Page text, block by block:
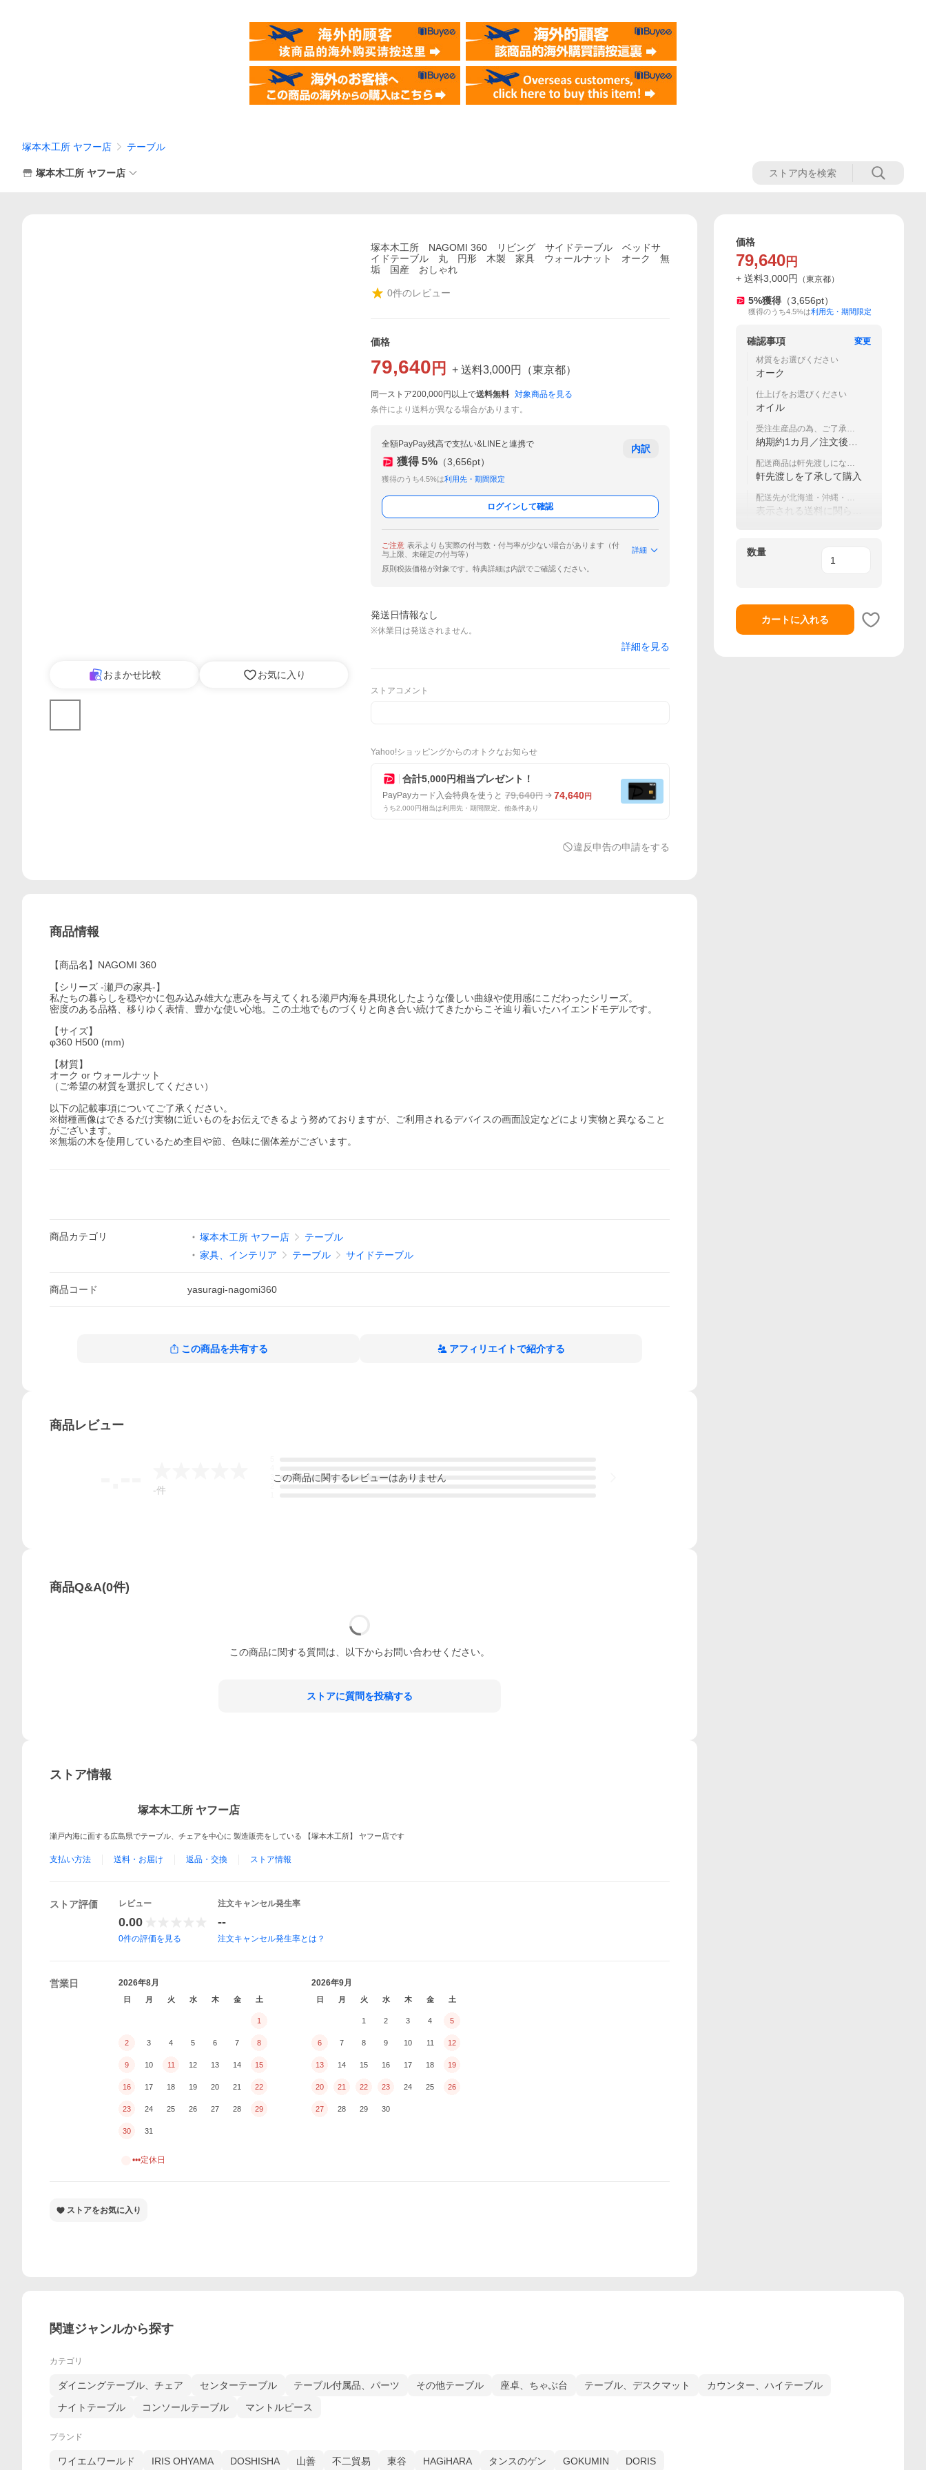
塚本木工所 ヤフー店 テーブル
塚本木工所 ヤフー店
おまかせ比較 お気に入り
塚本木工所 NAGOMI 360 リビング サイドテーブル ベッドサ
イドテーブル 丸 円形 木製 家具 ウォールナット オーク 無
垢 国産 おしゃれ
0件のレビュー
価格
79,640 円 + 送料3,000円 （東京都）
同一ストア200,000円以上で送料無料 対象商品を見る
条件により送料が異なる場合があります。
全額PayPay残高で支払い&LINEと連携で
獲得 5% （3,656pt）
獲得のうち4.5%は利用先・期間限定
内訳
ログインして確認
ご注意 表示よりも実際の付与数・付与率が少ない場合があります（付
与上限、未確定の付与等）
詳細
原則税抜価格が対象です。特典詳細は内訳でご確認ください。
発送日情報なし
※休業日は発送されません。
詳細を見る
ストアコメント
Yahoo!ショッピングからのオトクなお知らせ
合計5,000円相当プレゼント！
PayPayカード入会特典を使うと 79,640円 74,640円
うち2,000円相当は利用先・期間限定。他条件あり
違反申告の申請をする
商品情報
【商品名】NAGOMI 360
【シリーズ -瀬戸の家具-】
私たちの暮らしを穏やかに包み込み雄大な恵みを与えてくれる瀬戸内海を具現化したような優しい曲線や使用感にこだわったシリーズ。
密度のある品格、移りゆく表情、豊かな使い心地。この土地でものづくりと向き合い続けてきたからこそ辿り着いたハイエンドモデルです。
【サイズ】
φ360 H500 (mm)
【材質】
オーク or ウォールナット
（ご希望の材質を選択してください）
以下の記載事項についてご了承ください。
※樹種画像はできるだけ実物に近いものをお伝えできるよう努めておりますが、ご利用されるデバイスの画面設定などにより実物と異なること
がございます。
※無垢の木を使用しているため杢目や節、色味に個体差がございます。
商品カテゴリ 塚本木工所 ヤフー店
テーブル
家具、インテリア
テーブル サイドテーブル
商品コード yasuragi-nagomi360
この商品を共有する アフィリエイトで紹介する
商品レビュー
-件
この商品に関するレビューはありません
商品Q&A(0件)
この商品に関する質問は、以下からお問い合わせください。
ストアに質問を投稿する
ストア情報
塚本木工所 ヤフー店
瀬戸内海に面する広島県でテーブル、チェアを中心に 製造販売をしている 【塚本木工所】 ヤフー店です
支払い方法 送料・お届け 返品・交換 ストア情報
ストア評価 レビュー
0.00
0件の評価を見る
注文キャンセル発生率
--
注文キャンセル発生率とは？
営業日 2026年8月
日 月 火 水 木 金 土
1
2 3 4 5 6 7 8
9 10 11 12 13 14 15
16 17 18 19 20 21 22
23 24 25 26 27 28 29
30 31
2026年9月
日 月 火 水 木 金 土
1 2 3 4 5
6 7 8 9 10 11 12
13 14 15 16 17 18 19
20 21 22 23 24 25 26
27 28 29 30
•••定休日
ストアをお気に入り
価格
79,640 円
+ 送料3,000円 （東京都）
5%獲得 （3,656pt）
獲得のうち4.5%は利用先・期間限定
確認事項
変更
材質をお選びください
オーク
仕上げをお選びください
オイル
受注生産品の為、ご了承く
ださい。
納期約1カ月／注文後の
配送商品は軒先渡しになり
ます
軒先渡しを了承して購入
配送先が北海道・沖縄・一
部離島の場合
表示される送料に関ら
数量
カートに入れる
関連ジャンルから探す
カテゴリ
ダイニングテーブル、チェア センターテーブル テーブル付属品、パーツ その他テーブル 座卓、ちゃぶ台 テーブル、デスクマット
カウンター、ハイテーブル
ナイトテーブル
コンソールテーブル マントルピース
ブランド
ワイエムワールド IRIS OHYAMA DOSHISHA 山善 不二貿易 東谷 HAGiHARA タンスのゲン GOKUMIN DORIS